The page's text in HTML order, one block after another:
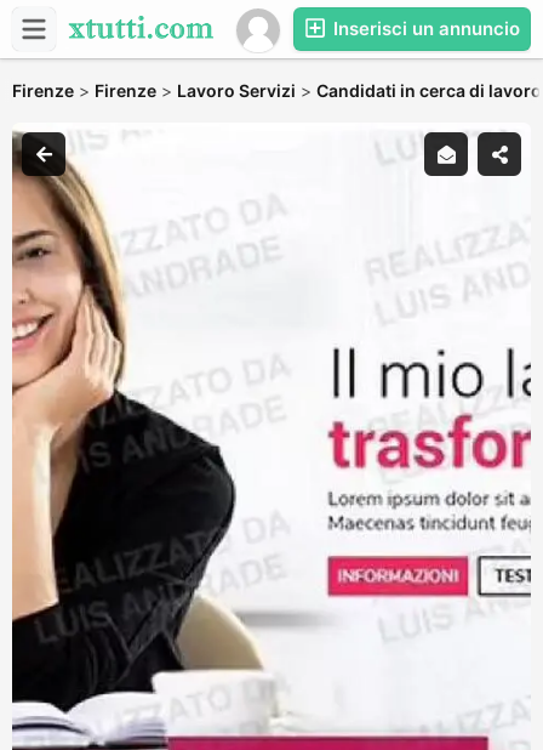
Inserisci un annuncio
Firenze > Firenze > Lavoro Servizi > Candidati in cerca di lavoro